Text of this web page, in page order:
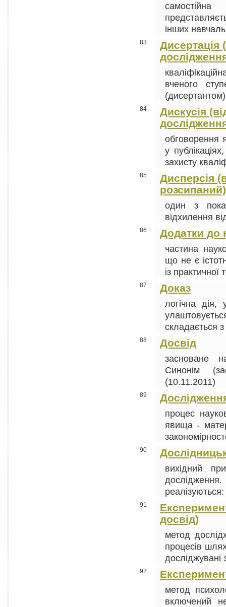
інших
83
Дисертація
вченого
84
Дискусія
обговорення
у
захисту
85
Дисперсія
розсипаний)
один з
відхилення
86 Додатки до
частина
що не є
із
87 Доказ
логічна дія,
складається
88 Досвід
засноване
Синонім
(10.11.2011)
89
процес
явища -
90
вихідний
91
досвід)
метод
процесів
досліджувані
92
метод
включений